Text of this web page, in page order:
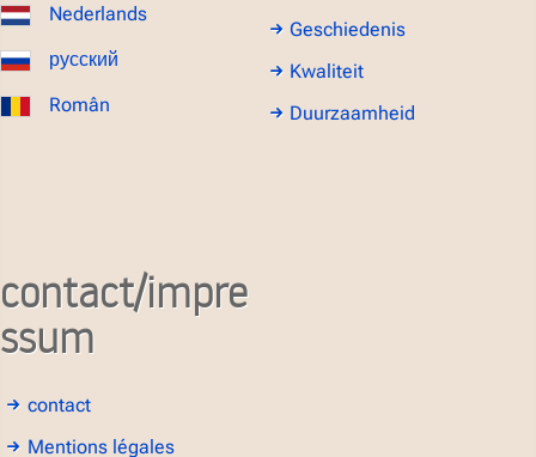
Nederlands
русский
Român
Geschiedenis
Kwaliteit
Duurzaamheid
contact/impre
ssum
contact
Mentions légales